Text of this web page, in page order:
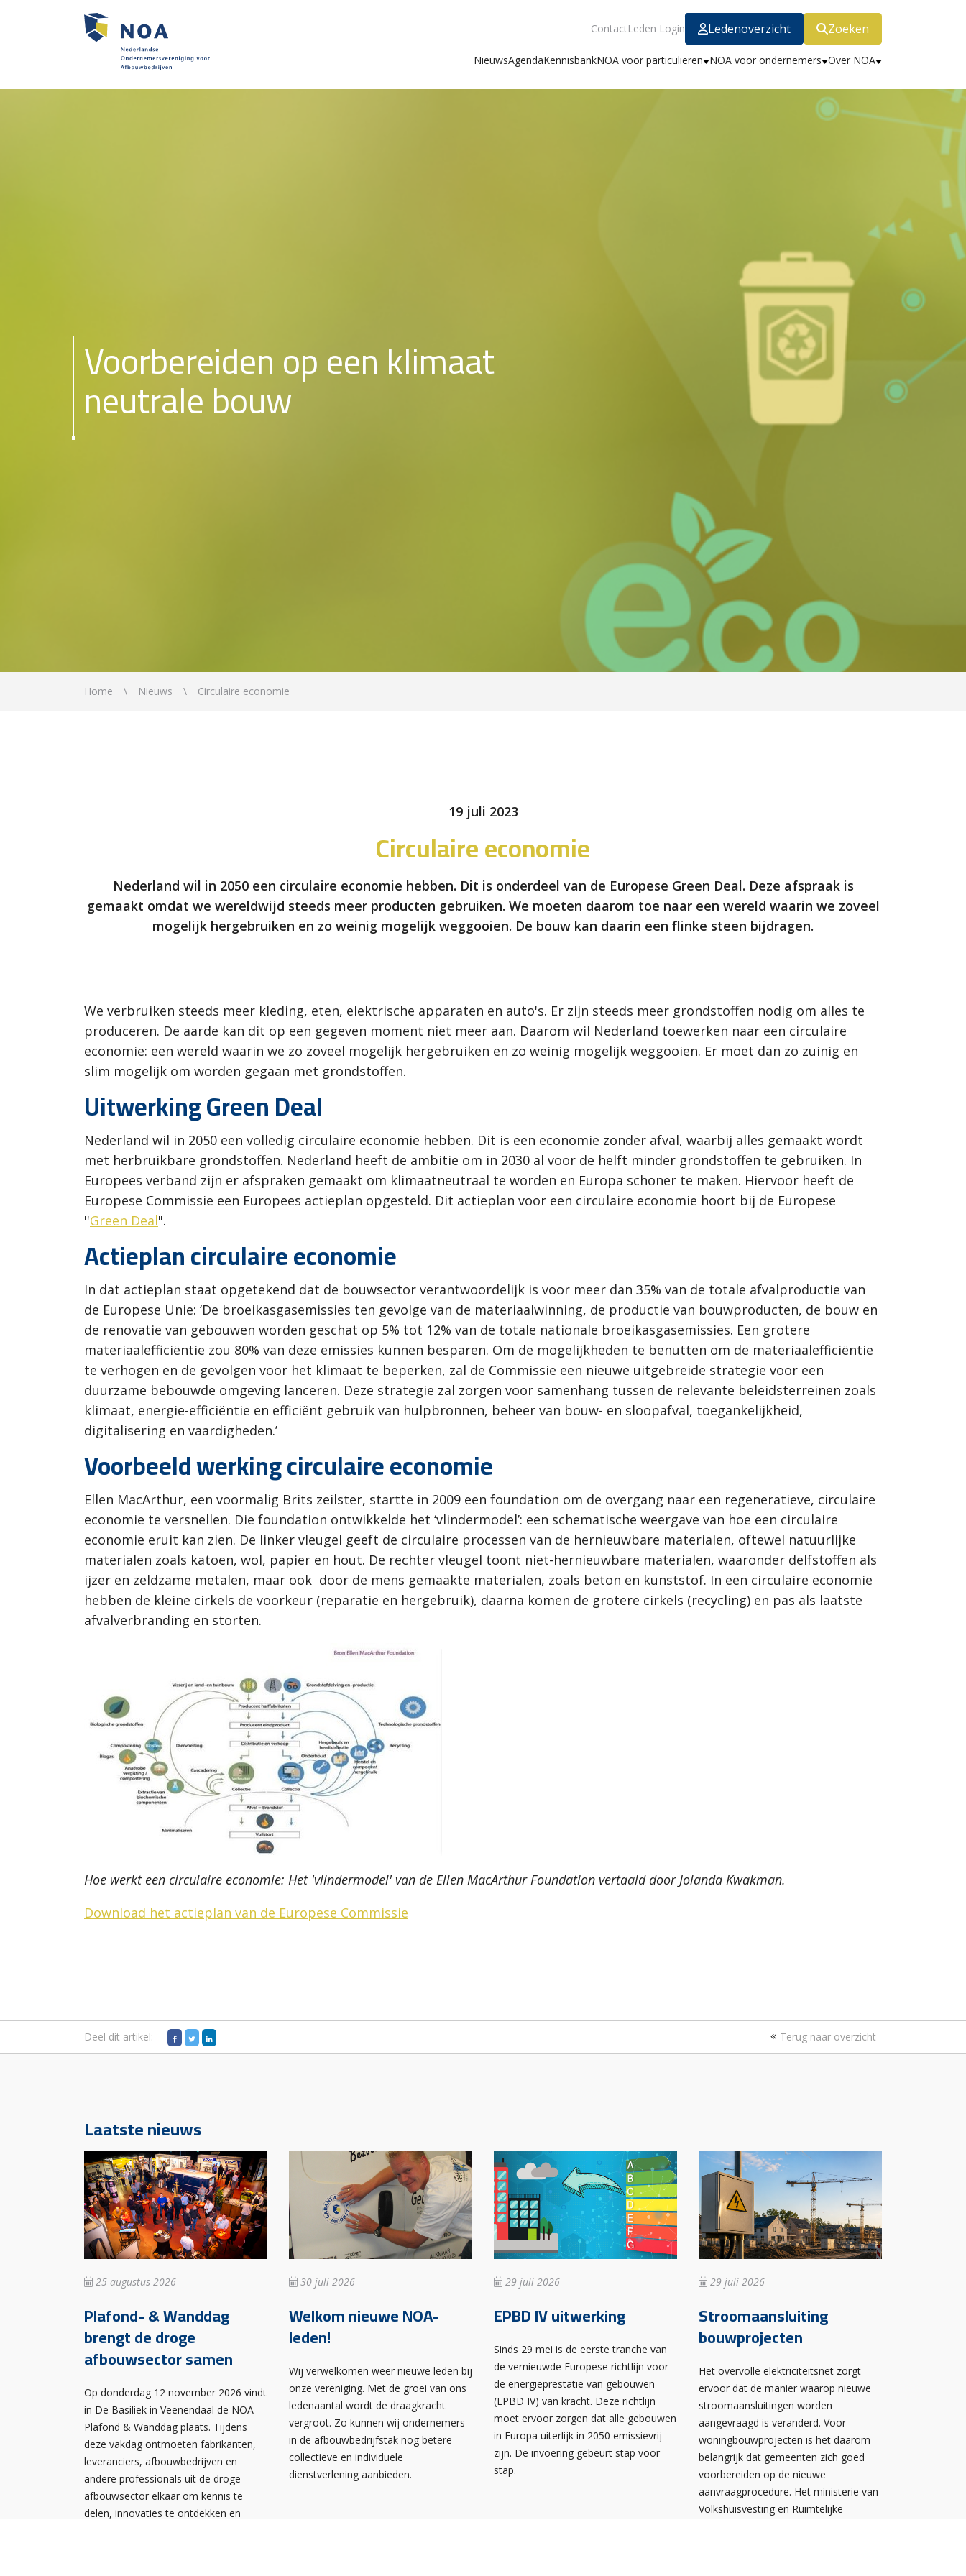
ContactLeden Login Ledenoverzicht Zoeken
NieuwsAgendaKennisbankNOA voor particulieren NOA voor ondernemers Over NOA
Voorbereiden op een klimaat
neutrale bouw
Home Nieuws Circulaire economie
19 juli 2023
Circulaire economie
Nederland wil in 2050 een circulaire economie hebben. Dit is onderdeel van de Europese Green Deal. Deze afspraak is
gemaakt omdat we wereldwijd steeds meer producten gebruiken. We moeten daarom toe naar een wereld waarin we zoveel
mogelijk hergebruiken en zo weinig mogelijk weggooien. De bouw kan daarin een flinke steen bijdragen.
We verbruiken steeds meer kleding, eten, elektrische apparaten en auto's. Er zijn steeds meer grondstoffen nodig om alles te
produceren. De aarde kan dit op een gegeven moment niet meer aan. Daarom wil Nederland toewerken naar een circulaire
economie: een wereld waarin we zo zoveel mogelijk hergebruiken en zo weinig mogelijk weggooien. Er moet dan zo zuinig en
slim mogelijk om worden gegaan met grondstoffen.
Uitwerking Green Deal
Nederland wil in 2050 een volledig circulaire economie hebben. Dit is een economie zonder afval, waarbij alles gemaakt wordt
met herbruikbare grondstoffen. Nederland heeft de ambitie om in 2030 al voor de helft minder grondstoffen te gebruiken. In
Europees verband zijn er afspraken gemaakt om klimaatneutraal te worden en Europa schoner te maken. Hiervoor heeft de
Europese Commissie een Europees actieplan opgesteld. Dit actieplan voor een circulaire economie hoort bij de Europese
''Green Deal".
Actieplan circulaire economie
In dat actieplan staat opgetekend dat de bouwsector verantwoordelijk is voor meer dan 35% van de totale afvalproductie van
de Europese Unie: ‘De broeikasgasemissies ten gevolge van de materiaalwinning, de productie van bouwproducten, de bouw en
de renovatie van gebouwen worden geschat op 5% tot 12% van de totale nationale broeikasgasemissies. Een grotere
materiaalefficiëntie zou 80% van deze emissies kunnen besparen. Om de mogelijkheden te benutten om de materiaalefficiëntie
te verhogen en de gevolgen voor het klimaat te beperken, zal de Commissie een nieuwe uitgebreide strategie voor een
duurzame bebouwde omgeving lanceren. Deze strategie zal zorgen voor samenhang tussen de relevante beleidsterreinen zoals
klimaat, energie-efficiëntie en efficiënt gebruik van hulpbronnen, beheer van bouw- en sloopafval, toegankelijkheid,
digitalisering en vaardigheden.’
Voorbeeld werking circulaire economie
Ellen MacArthur, een voormalig Brits zeilster, startte in 2009 een foundation om de overgang naar een regeneratieve, circulaire
economie te versnellen. Die foundation ontwikkelde het ‘vlindermodel’: een schematische weergave van hoe een circulaire
economie eruit kan zien. De linker vleugel geeft de circulaire processen van de hernieuwbare materialen, oftewel natuurlijke
materialen zoals katoen, wol, papier en hout. De rechter vleugel toont niet-hernieuwbare materialen, waaronder delfstoffen als
ijzer en zeldzame metalen, maar ook door de mens gemaakte materialen, zoals beton en kunststof. In een circulaire economie
hebben de kleine cirkels de voorkeur (reparatie en hergebruik), daarna komen de grotere cirkels (recycling) en pas als laatste
afvalverbranding en storten.
Hoe werkt een circulaire economie: Het 'vlindermodel' van de Ellen MacArthur Foundation vertaald door Jolanda Kwakman.
Download het actieplan van de Europese Commissie
Deel dit artikel: Terug naar overzicht
Laatste nieuws
25 augustus 2026
Plafond- & Wanddag
brengt de droge
afbouwsector samen
Op donderdag 12 november 2026 vindt
in De Basiliek in Veenendaal de NOA
Plafond & Wanddag plaats. Tijdens
deze vakdag ontmoeten fabrikanten,
leveranciers, afbouwbedrijven en
andere professionals uit de droge
afbouwsector elkaar om kennis te
delen, innovaties te ontdekken en
30 juli 2026
Welkom nieuwe NOA-
leden!
Wij verwelkomen weer nieuwe leden bij
onze vereniging. Met de groei van ons
ledenaantal wordt de draagkracht
vergroot. Zo kunnen wij ondernemers
in de afbouwbedrijfstak nog betere
collectieve en individuele
dienstverlening aanbieden.
29 juli 2026
EPBD IV uitwerking
Sinds 29 mei is de eerste tranche van
de vernieuwde Europese richtlijn voor
de energieprestatie van gebouwen
(EPBD IV) van kracht. Deze richtlijn
moet ervoor zorgen dat alle gebouwen
in Europa uiterlijk in 2050 emissievrij
zijn. De invoering gebeurt stap voor
stap.
29 juli 2026
Stroomaansluiting
bouwprojecten
Het overvolle elektriciteitsnet zorgt
ervoor dat de manier waarop nieuwe
stroomaansluitingen worden
aangevraagd is veranderd. Voor
woningbouwprojecten is het daarom
belangrijk dat gemeenten zich goed
voorbereiden op de nieuwe
aanvraagprocedure. Het ministerie van
Volkshuisvesting en Ruimtelijke